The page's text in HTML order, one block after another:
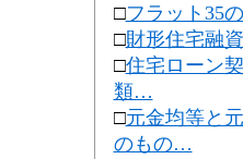
□フラット35
□財形住宅融
□住宅ローン
類…
□元金均等と
のもの…